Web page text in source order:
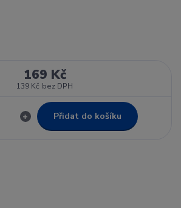
169 Kč
139 Kč bez DPH
Přidat do košíku